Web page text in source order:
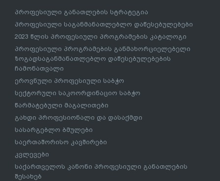
პროფესიული განათლების სტრატეგია
პროფესიული საგანმანათლებლო დაწესებულებები
2023 წლის პროფესიული პროგრამების კატალოგი
პროფესიული პროგრამების განმახორციელებელი
ზოგადსაგანმანათლებლო დაწესებულებების
ჩამონათვალი
ეროვნული პროფესიული საბჭო
სექტორული საკოორდინაციო საბჭო
წარმატებული მაგალითები
გახდი პროფესიონალი და დასაქმდი
სასარგებლო ბმულები
საერთაშორისო კავშირები
კვლევები
საქართველოს კანონი პროფესიული განათლების
შესახებ